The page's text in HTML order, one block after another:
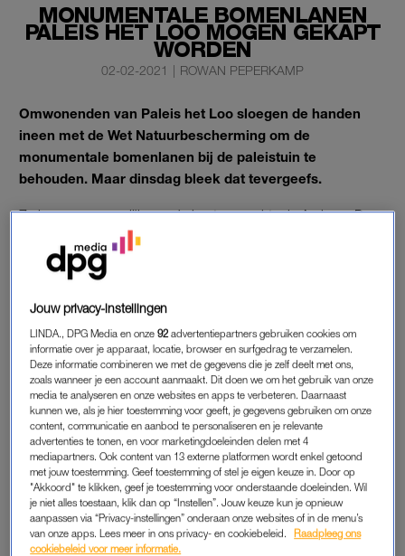
MONUMENTALE BOMENLANEN
PALEIS HET LOO MOGEN GEKAPT
WORDEN
02-02-2021 | ROWAN PEPERKAMP
Omwonenden van Paleis het Loo sloegen de handen
ineen met de Wet Natuurbescherming om de
monumentale bomenlanen bij de paleistuin te
behouden. Maar dinsdag bleek dat tevergeefs.
Ze kregen geen gelijk van de bestuursrechter in Arnhem. De
bomen mogen gewoon gekapt worden.
In de tuin wonen dieren als een boommarter, vleermuizen en
vliegende herten (een keversoort) die beschermd worden door
de Wet Natuurbescherming. Het Loo kreeg een ontheffing
voor het kappen van de bomen, omdat de dieren niet in
gevaar zouden komen. Maar omwonenden zijn het daar niet
mee eens.
Het Loo wil de bomenlanen vervangen om de veiligheid van
de bezoekers te waarborgen. Die wens werd groter toen een
beukenboom tegen het entreegebouw viel en vorig jaar een
eik de paleisvleugel raakte.
Jouw privacy-instellingen
LINDA., DPG Media en onze92 advertentiepartners gebruiken cookies om
informatie over je apparaat, locatie, browser en surfgedrag te verzamelen.
Deze informatie combineren we met de gegevens die je zelf deelt met ons,
zoals wanneer je een account aanmaakt. Dit doen we om het gebruik van onze
media te analyseren en onze websites en apps te verbeteren. Daarnaast
kunnen we, als je hier toestemming voor geeft, je gegevens gebruiken om onze
content, communicatie en aanbod te personaliseren en je relevante
advertenties te tonen, en voor marketingdoeleinden delen met 4
mediapartners. Ook content van 13 externe platformen wordt enkel getoond
met jouw toestemming. Geef toestemming of stel je eigen keuze in. Door op
"Akkoord" te klikken, geef je toestemming voor onderstaande doeleinden. Wil
je niet alles toestaan, klik dan op “Instellen”. Jouw keuze kun je opnieuw
aanpassen via “Privacy-instellingen” onderaan onze websites of in de menu’s
van onze apps. Lees meer in ons privacy- en cookiebeleid.
Raadpleeg ons
cookiebeleid voor meer informatie.